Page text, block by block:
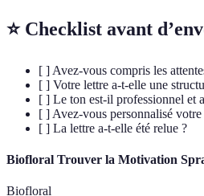
⭐ Checklist avant
[ ] Avez-vous compris les
[ ] Votre lettre a-t-elle une
[ ] Le ton est-il professionnel et
[ ] Avez-vous personnalisé votre
[ ] La lettre a-t-elle été relue ?
Biofloral Trouver la Motivation
Biofloral